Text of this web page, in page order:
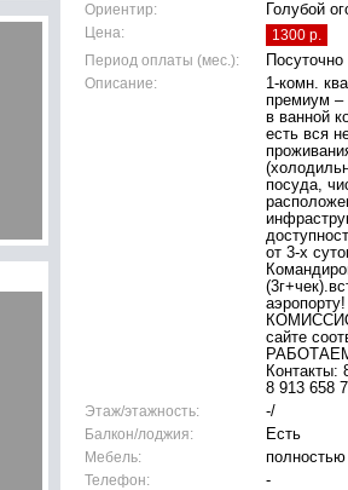
Ориентир:
Голубой
Цена:
1300 р.
Период оплаты (мес.):
Посуточно
Описание:
1-комн.
премиум –
в ванной
есть вся
посуда,
от 3-х
сайте
Контакты:
8 913 658
Этаж/этажность:
-/
Балкон/лоджия:
Есть
Мебель:
полностью
Телефон:
-